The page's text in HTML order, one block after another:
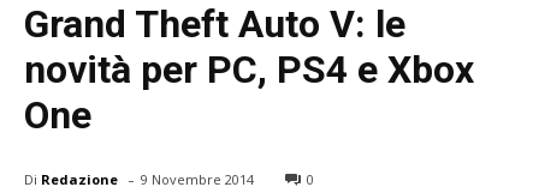
Grand Theft Auto V: le
novità per PC, PS4 e Xbox
One
Di Redazione - 9 Novembre 2014 0